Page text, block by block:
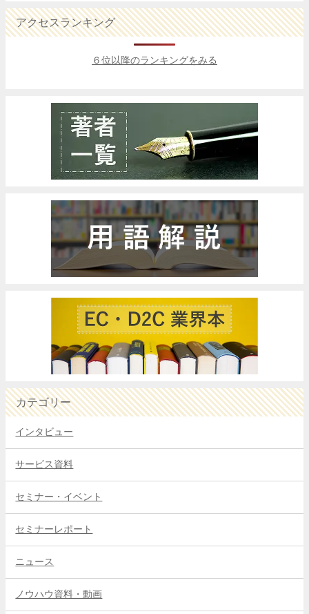
アクセスランキング
６位以降のランキングをみる
カテゴリー
インタビュー
サービス資料
セミナー・イベント
セミナーレポート
ニュース
ノウハウ資料・動画